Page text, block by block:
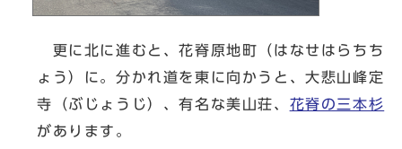
更に北に進むと、花脊原地町（はなせはらちち
ょう）に。分かれ道を東に向かうと、大悲山峰定
寺（ぶじょうじ）、有名な美山荘、 花脊の三本杉
があります。